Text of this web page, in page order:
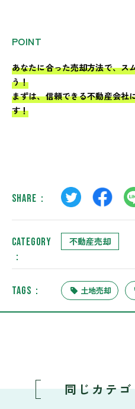
POINT
あなたに合った売却方法で、ス
う！
まずは、信頼できる不動産会社
す！
SHARE：
CATEGORY
：
不動産売却
TAGS： 土地売却
同じカテ